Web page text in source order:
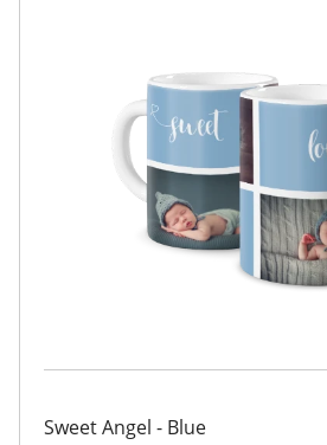
Sweet Angel - Blue